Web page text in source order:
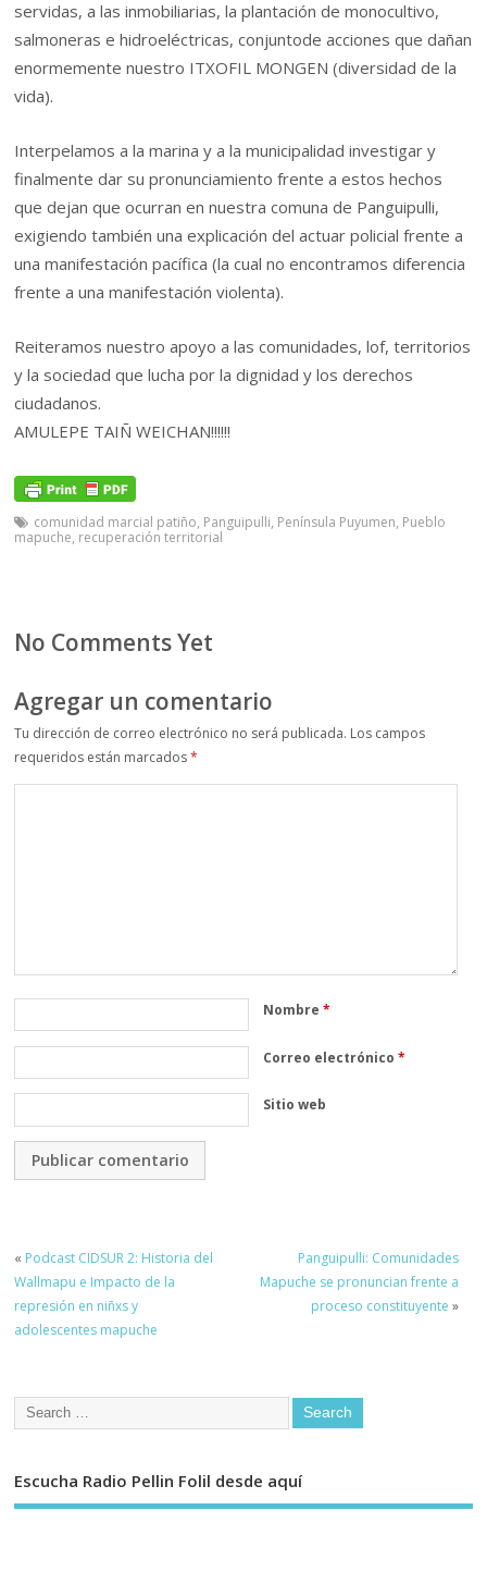
servidas, a las inmobiliarias, la plantación de monocultivo,
salmoneras e hidroeléctricas, conjuntode acciones que dañan
enormemente nuestro ITXOFIL MONGEN (diversidad de la
vida).
Interpelamos a la marina y a la municipalidad investigar y
finalmente dar su pronunciamiento frente a estos hechos
que dejan que ocurran en nuestra comuna de Panguipulli,
exigiendo también una explicación del actuar policial frente a
una manifestación pacífica (la cual no encontramos diferencia
frente a una manifestación violenta).
Reiteramos nuestro apoyo a las comunidades, lof, territorios
y la sociedad que lucha por la dignidad y los derechos
ciudadanos.
AMULEPE TAIÑ WEICHAN!!!!!!
comunidad marcial patiño, Panguipulli, Península Puyumen, Pueblo
mapuche, recuperación territorial
No Comments Yet
Agregar un comentario
Tu dirección de correo electrónico no será publicada. Los campos
requeridos están marcados*
Nombre*
Correo electrónico*
Sitio web
« Podcast CIDSUR 2: Historia del
Wallmapu e Impacto de la
represión en niñxs y
adolescentes mapuche
Panguipulli: Comunidades
Mapuche se pronuncian frente a
proceso constituyente »
Escucha Radio Pellin Folil desde aquí